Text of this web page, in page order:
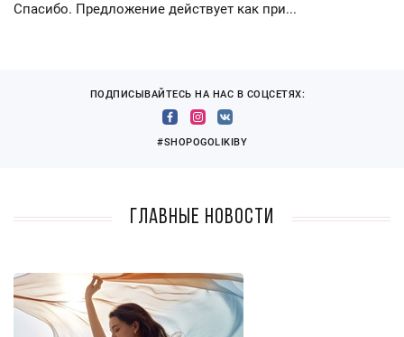
Спасибо. Предложение действует как при...
ПОДПИСЫВАЙТЕСЬ НА НАС В СОЦСЕТЯХ:
#SHOPOGOLIKIBY
Главные новости